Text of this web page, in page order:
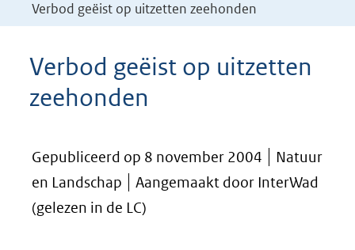
Verbod geëist op uitzetten zeehonden
Verbod geëist op uitzetten
zeehonden
Gepubliceerd op 8 november 2004
Natuur
en Landschap
Aangemaakt door InterWad
(gelezen in de LC)